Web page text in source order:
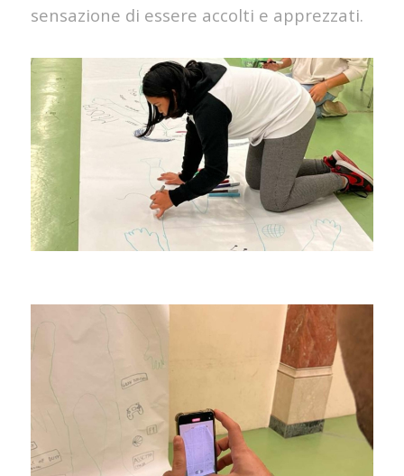
sensazione di essere accolti e apprezzati.